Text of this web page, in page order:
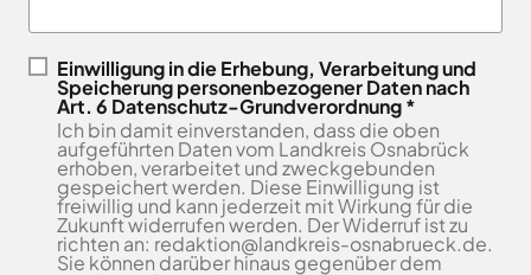
Einwilligung in die Erhebung, Verarbeitung und
Speicherung personenbezogener Daten nach
Art. 6 Datenschutz-Grundverordnung *
Ich bin damit einverstanden, dass die oben
aufgeführten Daten vom Landkreis Osnabrück
erhoben, verarbeitet und zweckgebunden
gespeichert werden. Diese Einwilligung ist
freiwillig und kann jederzeit mit Wirkung für die
Zukunft widerrufen werden. Der Widerruf ist zu
richten an: redaktion@landkreis-osnabrueck.de.
Sie können darüber hinaus gegenüber dem
Osnabrück
Landschaftsverband
Osnabrücker
Land
MaßArbeit
Naturpark
TERRA.vita
Naturschutzstiftung
erhalten.
Zum
Newsletter
anmelden
5010
Montag -
Mittwoch
8.00
-
16.00
Uhr
Donnerstag 8.00
-
17.30
Zur
Website
der
Stadt
Osnabrück
.